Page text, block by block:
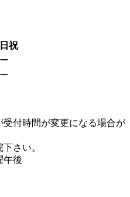
日祝
ー
ー
付時間が変更になる場合が
さい。
午後